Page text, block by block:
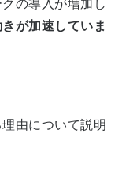
の導入が増加し
が加速していま
由について説明